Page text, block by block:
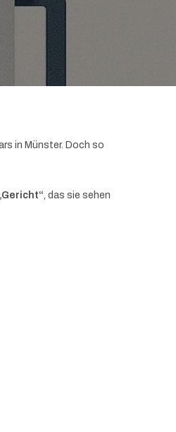
in Münster. Doch so
, das sie sehen